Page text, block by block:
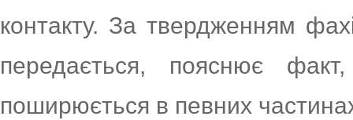
контакту. За твердженням
передається, пояснює
поширюється в певних